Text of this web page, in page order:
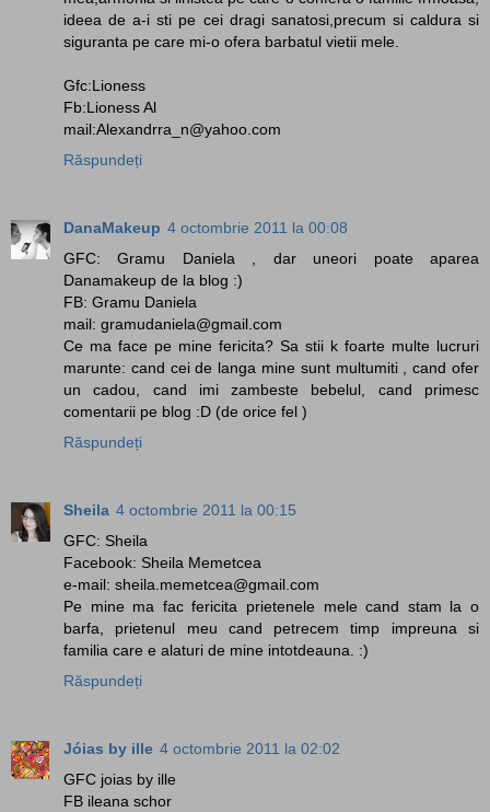
ideea de a-i sti pe cei dragi sanatosi,precum si caldura si
siguranta pe care mi-o ofera barbatul vietii mele.
Gfc:Lioness
Fb:Lioness Al
mail:Alexandrra_n@yahoo.com
Răspundeți
DanaMakeup 4 octombrie 2011 la 00:08
GFC: Gramu Daniela , dar uneori poate aparea
Danamakeup de la blog :)
FB: Gramu Daniela
mail: gramudaniela@gmail.com
Ce ma face pe mine fericita? Sa stii k foarte multe lucruri
marunte: cand cei de langa mine sunt multumiti , cand ofer
un cadou, cand imi zambeste bebelul, cand primesc
comentarii pe blog :D (de orice fel )
Răspundeți
Sheila 4 octombrie 2011 la 00:15
GFC: Sheila
Facebook: Sheila Memetcea
e-mail: sheila.memetcea@gmail.com
Pe mine ma fac fericita prietenele mele cand stam la o
barfa, prietenul meu cand petrecem timp impreuna si
familia care e alaturi de mine intotdeauna. :)
Răspundeți
Jóias by ille 4 octombrie 2011 la 02:02
GFC joias by ille
FB ileana schor